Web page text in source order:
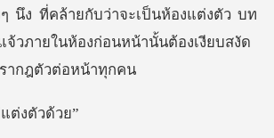
าน
บ
ๆ นึง ที่คล้ายกับว่าจะเป็นห้องแต่งตัว บท
จ้วภาย
ต่